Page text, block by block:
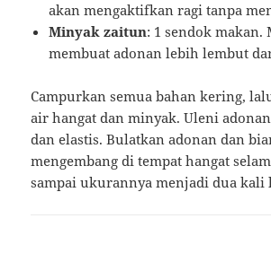
akan mengaktifkan ragi tanpa
Minyak zaitun: 1 sendok makan.
membuat adonan lebih lembut
Campurkan semua bahan kering,
air hangat dan minyak. Uleni
dan elastis. Bulatkan adonan dan
mengembang di tempat hangat
sampai ukurannya menjadi dua kali